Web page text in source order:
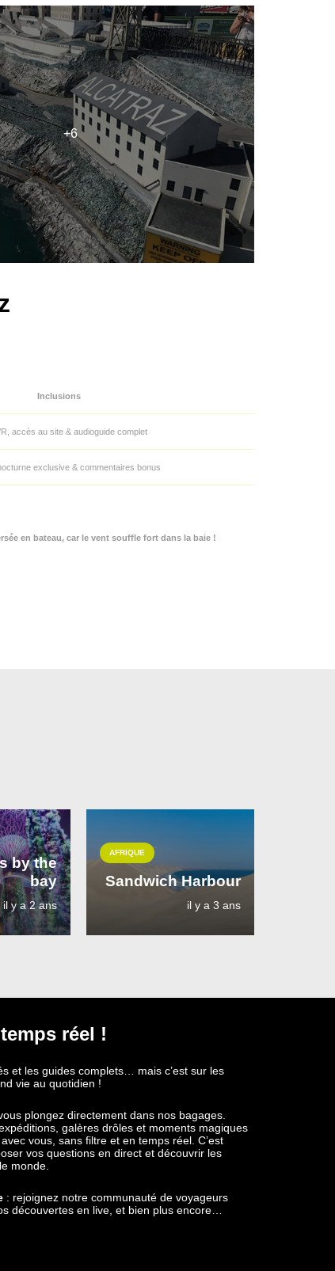
Inclusions
accès au site & audioguide complet
exclusive & commentaires bonus
en bateau, car le vent souffle fort dans la baie !
by the
bay
il y a 2 ans
AFRIQUE
Sandwich Harbour
il y a 3 ans
réel !
et les guides complets… mais c’est sur les
vie au quotidien !
plongez directement dans nos bagages.
galères drôles et moments magiques
vous, sans filtre et en temps réel. C’est
vos questions en direct et découvrir les
monde.
: rejoignez notre communauté de voyageurs
découvertes en live, et bien plus encore…